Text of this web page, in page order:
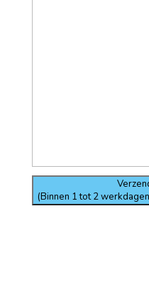
(Binnen 1 tot 2